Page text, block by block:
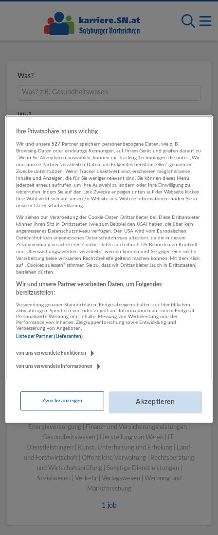
Was?
Wo?
Umkreis
1 Pflege, Gesundheit, Soziales
Rechtsberatung und
Wirtschaftsprüfung
LUGSTEIN CONSULTING
Energieversorgung | Finanz- und Versicherungsleistungen |
Gesundheitswesen | Herstellung von Waren | IT-
Dienstleistungen | Kunst, Unterhaltung und Erholung | Land-
und Forstwirtschaft | Öffentliche Verwaltung | Rechtsberatung
und Wirtschaftsprüfung | Sonstige Dienstleistungen |
Sozialwesen | Verkehr | Verlagswesen | Werbung und
Marktforschung
1 job
Ihre Privatsphäre ist uns wichtig
Wir und unsere 527 Partner speichern personenbezogene Daten, wie z. B.
Browsing-Daten oder eindeutige Kennungen, auf Ihrem Gerät und greifen darauf zu
. Wenn Sie Akzeptieren auswählen, können die Tracking-Technologien die unter „Wir
und unsere Partner verarbeiten Daten, um Folgendes bereitzustellen“ genannten
Zwecke unterstützen. Wenn Tracker deaktiviert sind, erscheinen möglicherweise
Inhalte und Anzeigen, die für Sie weniger relevant sind. Sie können dieses Menü
jederzeit erneut aufrufen, um Ihre Auswahl zu ändern oder Ihre Einwilligung zu
widerrufen, indem Sie auf den Link Zwecke anzeigen unten auf der Webseite klicken.
Ihre Wahl wirkt sich auf unsere/n Website aus. Weitere Informationen finden Sie in
unserer Datenschutzerklärung.
Wir ziehen zur Verarbeitung der Cookie-Daten Drittanbieter bei. Diese Drittanbieter
können ihren Sitz in Drittstaaten (wie zum Beispiel den USA) haben, die über kein
angemessenes Datenschutzniveau verfügen. Den USA wird vom Europäischen
Gerichtshof kein angemessenes Datenschutzniveau attestiert, da die in diesem
Zusammenhang verarbeiteten Cookie-Daten auch durch US-Behörden zu Kontroll-
und Überwachungszwecken verarbeitet werden können und Sie gegen eine solche
Verarbeitung keine wirksamen Rechtsbehelfe geltend machen können. Mit dem Klick
auf „Cookies zulassen“ stimmen Sie zu, dass wir Drittanbieter (auch in Drittstaaten)
beiziehen dürfen.
Wir und unsere Partner verarbeiten Daten, um Folgendes
bereitzustellen:
Verwendung genauer Standortdaten. Endgeräteeigenschaften zur Identifikation
aktiv abfragen. Speichern von oder Zugriff auf Informationen auf einem Endgerät.
Personalisierte Werbung und Inhalte, Messung von Werbeleistung und der
Performance von Inhalten, Zielgruppenforschung sowie Entwicklung und
Verbesserung von Angeboten.
Liste der Partner (Lieferanten)
von uns verwendete Funktionen
von uns verwendete Informationen
Zwecke anzeigen Akzeptieren